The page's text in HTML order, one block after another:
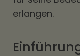
erlangen.